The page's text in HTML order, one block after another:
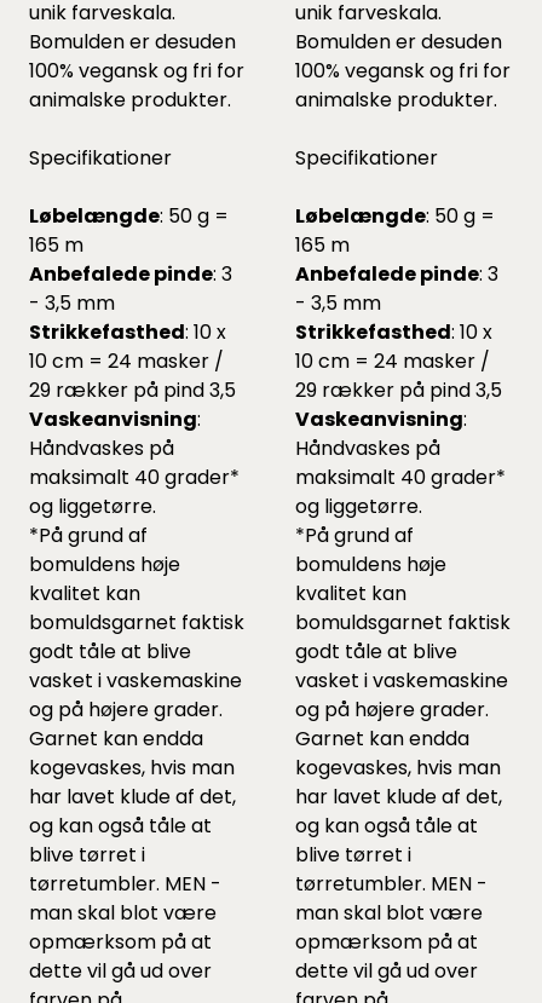
unik farveskala.
Bomulden er desuden
100% vegansk og fri for
animalske produkter.
Specifikationer
Løbelængde: 50 g =
165 m
Anbefalede pinde: 3
- 3,5 mm
Strikkefasthed: 10 x
10 cm = 24 masker /
29 rækker på pind 3,5
Vaskeanvisning:
Håndvaskes på
maksimalt 40 grader*
og liggetørre.
*På grund af
bomuldens høje
kvalitet kan
bomuldsgarnet faktisk
godt tåle at blive
vasket i vaskemaskine
og på højere grader.
Garnet kan endda
kogevaskes, hvis man
har lavet klude af det,
og kan også tåle at
blive tørret i
tørretumbler. MEN -
man skal blot være
opmærksom på at
dette vil gå ud over
unik farveskala.
Bomulden er desuden
100% vegansk og fri for
animalske produkter.
Specifikationer
Løbelængde: 50 g =
165 m
Anbefalede pinde: 3
- 3,5 mm
Strikkefasthed: 10 x
10 cm = 24 masker /
29 rækker på pind 3,5
Vaskeanvisning:
Håndvaskes på
maksimalt 40 grader*
og liggetørre.
*På grund af
bomuldens høje
kvalitet kan
bomuldsgarnet faktisk
godt tåle at blive
vasket i vaskemaskine
og på højere grader.
Garnet kan endda
kogevaskes, hvis man
har lavet klude af det,
og kan også tåle at
blive tørret i
tørretumbler. MEN -
man skal blot være
opmærksom på at
dette vil gå ud over